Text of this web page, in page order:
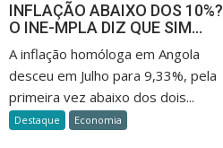
INFLAÇÃO ABAIXO DOS 10%?
O INE-MPLA DIZ QUE SIM…
A inflação homóloga em Angola
desceu em Julho para 9,33%, pela
primeira vez abaixo dos dois...
Destaque Economia